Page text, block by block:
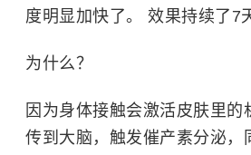
度明显加快了。 效果持续了7
为什么？
因为身体接触会激活皮肤里的
传到大脑，触发催产素分泌，